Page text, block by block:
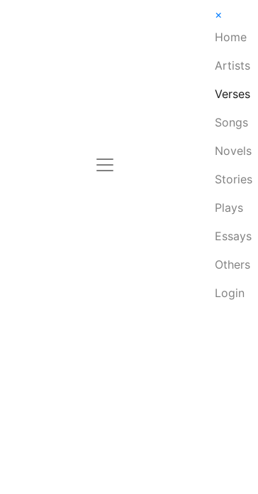
×
Home
Artists
Verses
Songs
Novels
Stories
Plays
Essays
Others
Login